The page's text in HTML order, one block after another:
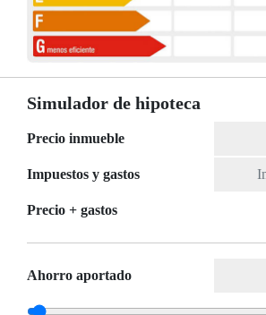
Simulador de hipoteca
Precio inmueble
Impuestos y gastos
Precio + gastos
Ahorro aportado